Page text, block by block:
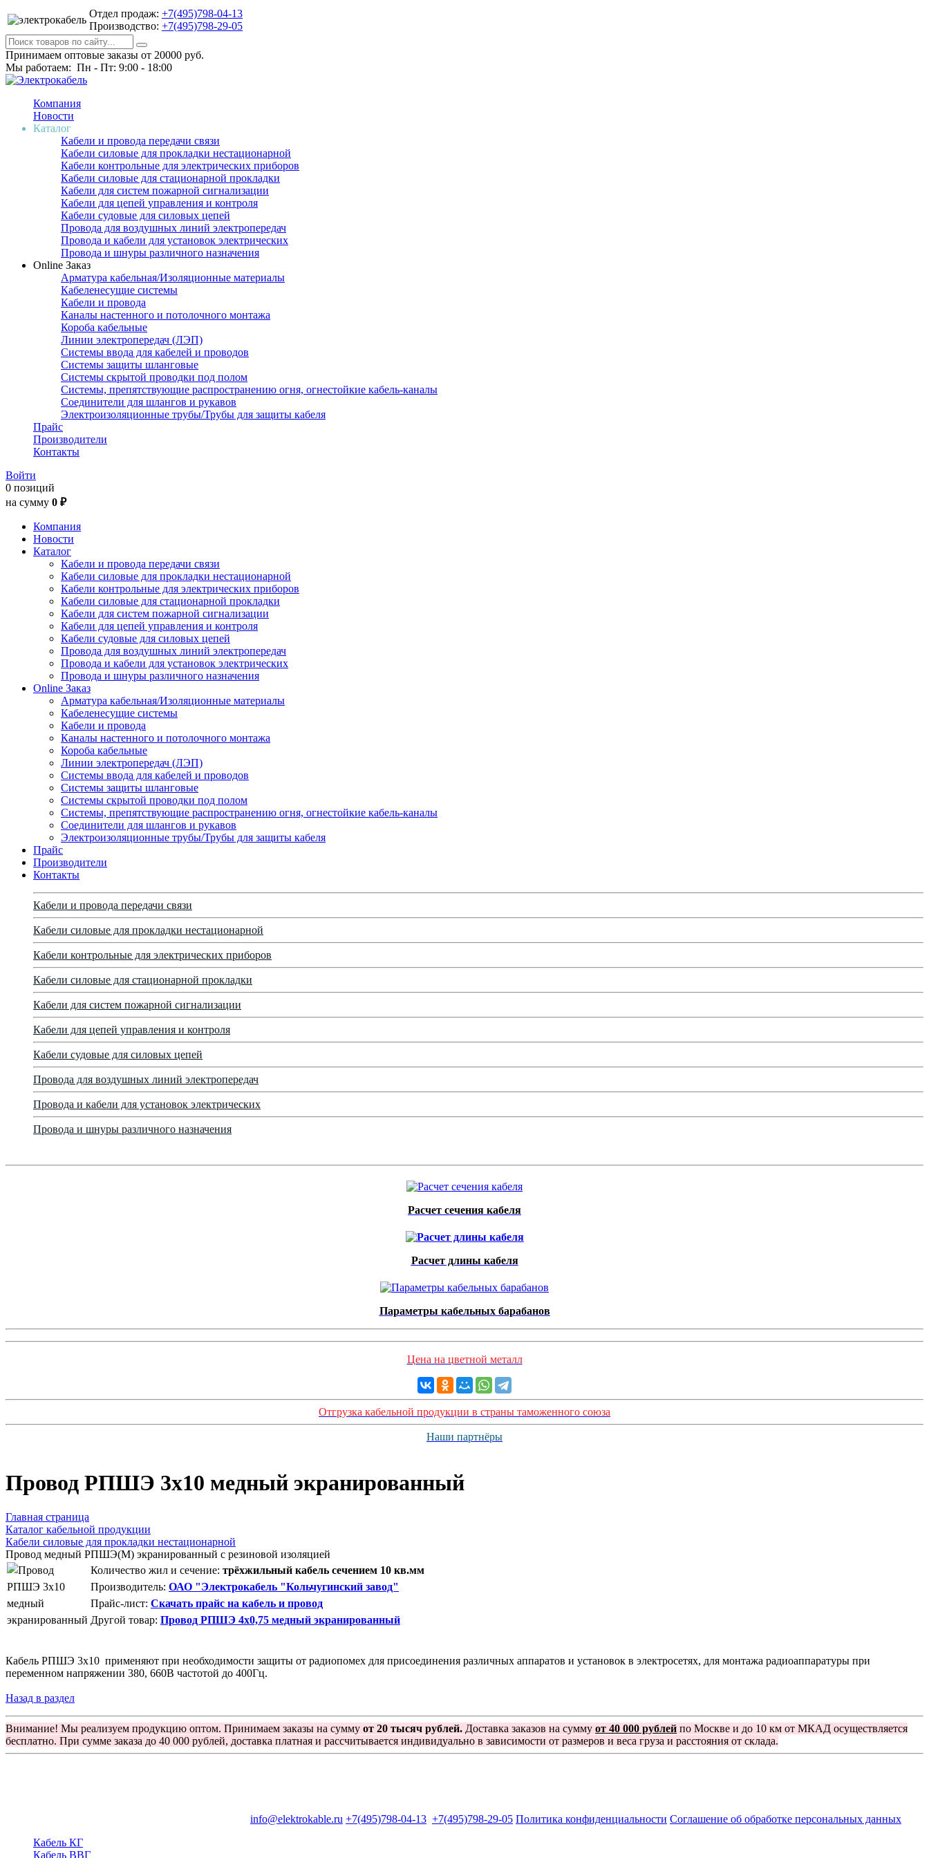
Отдел продаж: +7(495)798-04-13
Производство: +7(495)798-29-05
Принимаем оптовые заказы от 20000 руб.
Мы работаем: Пн - Пт: 9:00 - 18:00
Компания
Новости
Каталог
Кабели и провода передачи связи
Кабели силовые для прокладки нестационарной
Кабели контрольные для электрических приборов
Кабели силовые для стационарной прокладки
Кабели для систем пожарной сигнализации
Кабели для цепей управления и контроля
Кабели судовые для силовых цепей
Провода для воздушных линий электропередач
Провода и кабели для установок электрических
Провода и шнуры различного назначения
Online Заказ
Арматура кабельная/Изоляционные материалы
Кабеленесущие системы
Кабели и провода
Каналы настенного и потолочного монтажа
Короба кабельные
Линии электропередач (ЛЭП)
Системы ввода для кабелей и проводов
Системы защиты шланговые
Системы скрытой проводки под полом
Системы, препятствующие распространению огня, огнестойкие кабель-каналы
Соединители для шлангов и рукавов
Электроизоляционные трубы/Трубы для защиты кабеля
Прайс
Производители
Контакты
Войти
0 позиций
на сумму 0 ₽
Компания
Новости
Каталог
Кабели и провода передачи связи
Кабели силовые для прокладки нестационарной
Кабели контрольные для электрических приборов
Кабели силовые для стационарной прокладки
Кабели для систем пожарной сигнализации
Кабели для цепей управления и контроля
Кабели судовые для силовых цепей
Провода для воздушных линий электропередач
Провода и кабели для установок электрических
Провода и шнуры различного назначения
Online Заказ
Арматура кабельная/Изоляционные материалы
Кабеленесущие системы
Кабели и провода
Каналы настенного и потолочного монтажа
Короба кабельные
Линии электропередач (ЛЭП)
Системы ввода для кабелей и проводов
Системы защиты шланговые
Системы скрытой проводки под полом
Системы, препятствующие распространению огня, огнестойкие кабель-каналы
Соединители для шлангов и рукавов
Электроизоляционные трубы/Трубы для защиты кабеля
Прайс
Производители
Контакты
Кабели и провода передачи связи
Кабели силовые для прокладки нестационарной
Кабели контрольные для электрических приборов
Кабели силовые для стационарной прокладки
Кабели для систем пожарной сигнализации
Кабели для цепей управления и контроля
Кабели судовые для силовых цепей
Провода для воздушных линий электропередач
Провода и кабели для установок электрических
Провода и шнуры различного назначения
Расчет сечения кабеля
Расчет длины кабеля
Параметры кабельных барабанов
Цена на цветной металл
Отгрузка кабельной продукции в страны таможенного союза
Наши партнёры
Провод РПШЭ 3x10 медный экранированный
Главная страница
Каталог кабельной продукции
Кабели силовые для прокладки нестационарной
Провод медный РПШЭ(М) экранированный с резиновой изоляцией
Количество жил и сечение: трёхжильный кабель сечением 10 кв.мм
Производитель: ОАО "Электрокабель "Кольчугинский завод"
Прайс-лист: Скачать прайс на кабель и провод
Другой товар: Провод РПШЭ 4х0,75 медный экранированный
Кабель РПШЭ 3x10 применяют при необходимости защиты от радиопомех для присоединения различных аппаратов и установок в электросетях, для монтажа радиоаппаратуры при
переменном напряжении 380, 660В частотой до 400Гц.
Назад в раздел
Внимание! Мы реализуем продукцию оптом. Принимаем заказы на сумму от 20 тысяч рублей. Доставка заказов на сумму от 40 000 рублей по Москве и до 10 км от МКАД осуществляется
бесплатно. При сумме заказа до 40 000 рублей, доставка платная и рассчитывается индивидуально в зависимости от размеров и веса груза и расстояния от склада.
info@elektrokable.ru +7(495)798-04-13 +7(495)798-29-05 Политика конфиденциальности Соглашение об обработке персональных данных
Кабель КГ
Кабель ВВГ